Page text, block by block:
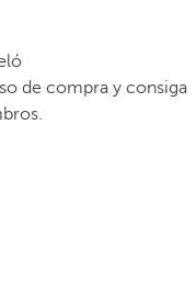
de compra y consiga